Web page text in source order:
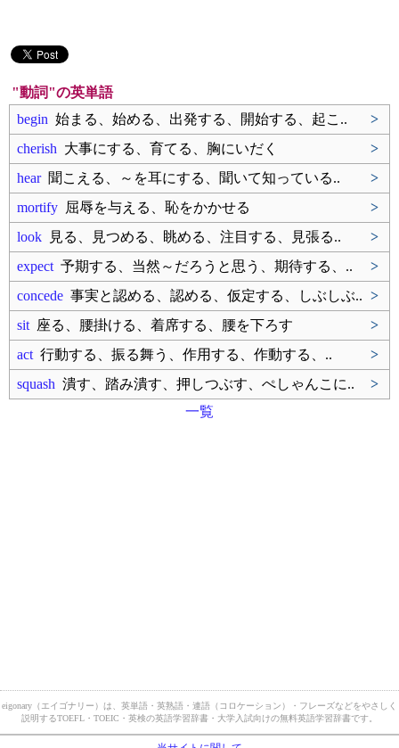
"動詞"の英単語
begin 始まる、始める、出発する、開始する、起こ..
>
cherish 大事にする、育てる、胸にいだく
>
hear聞こえる、～を耳にする、聞いて知っている..
>
mortify 屈辱を与える、恥をかかせる
>
look 見る、見つめる、眺める、注目する、見張る..
>
expect 予期する、当然～だろうと思う、期待する、..
>
concede 事実と認める、認める、仮定する、しぶしぶ.. >
sit 座る、腰掛ける、着席する、腰を下ろす
>
act 行動する、振る舞う、作用する、作動する、..
>
squash 潰す、踏み潰す、押しつぶす、ぺしゃんこに..
>
一覧
eigonary（エイゴナリー）は、英単語・英熟語・連語（コロケーション）・フレーズなどをやさしく
説明するTOEFL・TOEIC・英検の英語学習辞書・大学入試向けの無料英語学習辞書です。